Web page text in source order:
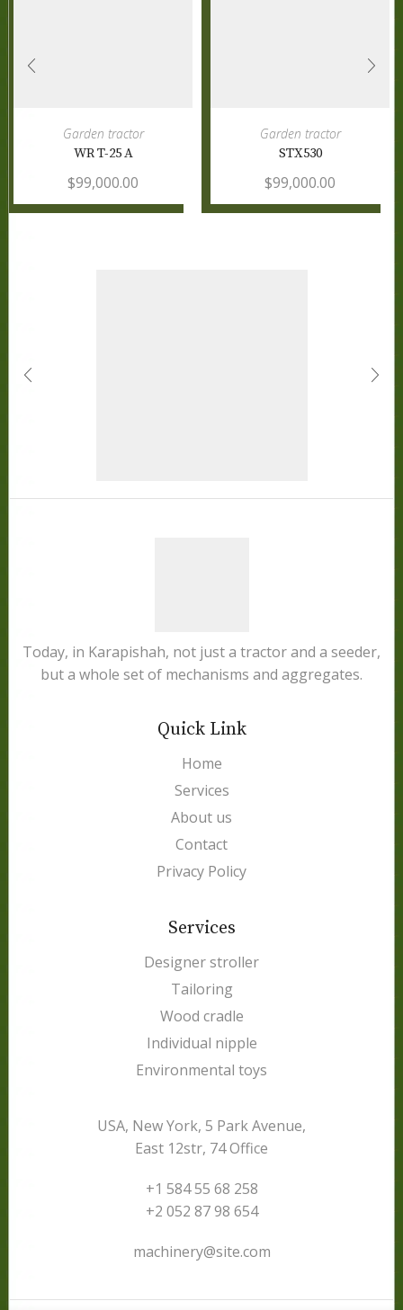
Garden tractor
WR T-25 A
$99,000.00
Garden tractor
STX530
$99,000.00
Today, in Karapishah, not just a tractor and a seeder,
but a whole set of mechanisms and aggregates.
Quick Link
Home
Services
About us
Contact
Privacy Policy
Services
Designer stroller
Tailoring
Wood cradle
Individual nipple
Environmental toys
USA, New York, 5 Park Avenue,
East 12str, 74 Office
+1 584 55 68 258
+2 052 87 98 654
machinery@site.com